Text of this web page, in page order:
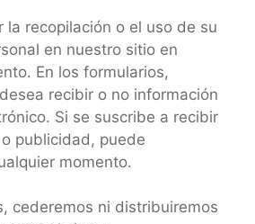
la recopilación o el uso de su
en nuestro sitio en
En los formularios,
recibir o no información
Si se suscribe a recibir
publicidad, puede
momento.
cederemos ni distribuiremos